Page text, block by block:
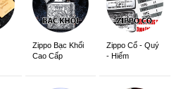
Zippo Bạc Khối
Cao Cấp
Zippo Cổ - Quý
- Hiếm